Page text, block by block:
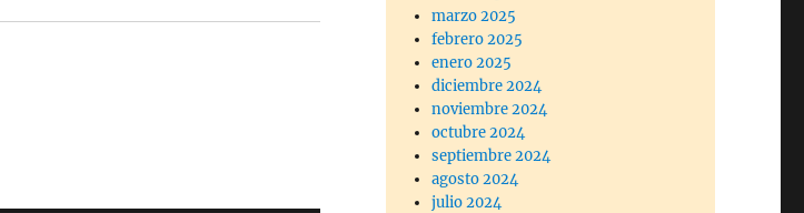
marzo 2025
febrero 2025
enero 2025
diciembre 2024
noviembre 2024
octubre 2024
septiembre 2024
agosto 2024
julio 2024